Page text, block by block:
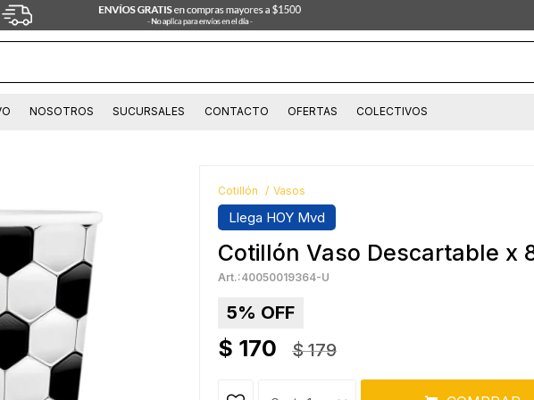
NOSOTROS SUCURSALES CONTACTO OFERTAS COLECTIVOS
Cotillón Vasos
Llega HOY Mvd
Cotillón Vaso Descartable x
40050019364-U
5
$ 170 $ 179